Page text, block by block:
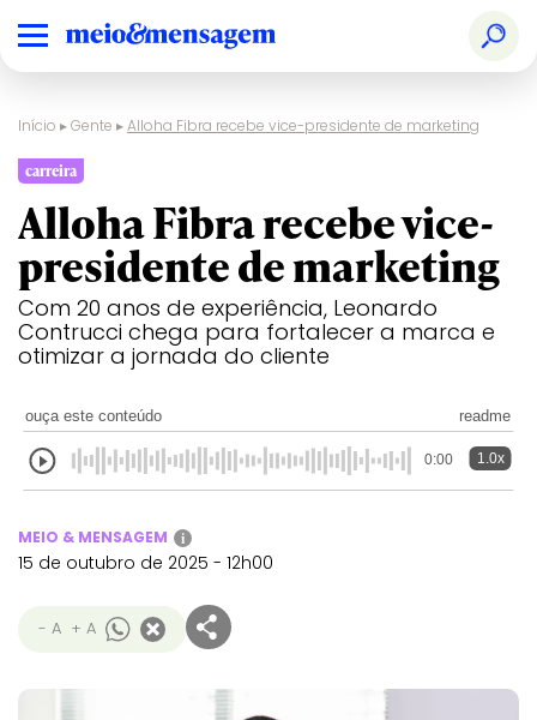
Início ▸Gente ▸Alloha Fibra recebe vice-presidente de marketing
carreira
Alloha Fibra recebe vice-
presidente de marketing
Com 20 anos de experiência, Leonardo
Contrucci chega para fortalecer a marca e
otimizar a jornada do cliente
ouça este conteúdo readme
0:00 1.0x
MEIO & MENSAGEM i
15 de outubro de 2025 - 12h00
- A + A